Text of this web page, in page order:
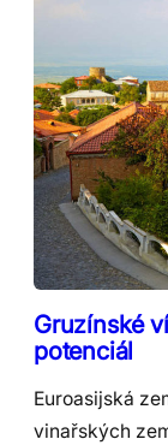
Gruzínské
potenciál
Euroasijská
vinařských